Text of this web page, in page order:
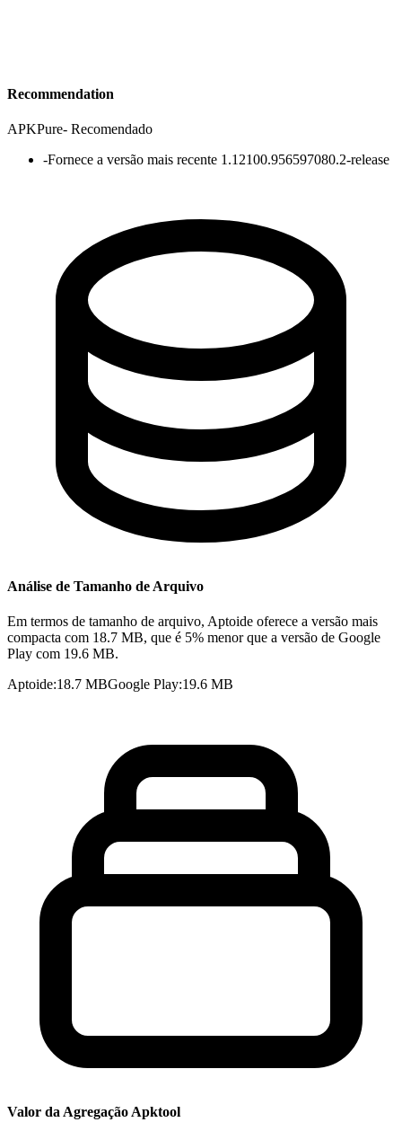
Recommendation
APKPure- Recomendado
-Fornece a versão mais recente 1.12100.956597080.2-release
Análise de Tamanho de Arquivo
Em termos de tamanho de arquivo, Aptoide oferece a versão mais
compacta com 18.7 MB, que é 5% menor que a versão de Google
Play com 19.6 MB.
Aptoide:18.7 MBGoogle Play:19.6 MB
Valor da Agregação Apktool